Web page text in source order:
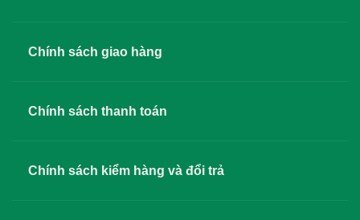
Chính sách giao hàng
Chính sách thanh toán
Chính sách kiểm hàng và đổi trả